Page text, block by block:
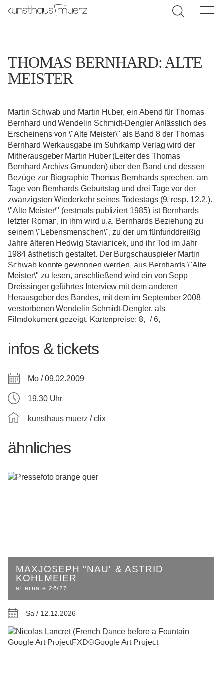
THOMAS BERNHARD: ALTE
MEISTER
Martin Schwab und Martin Huber, ein Abend für Thomas
Bernhard und Wendelin Schmidt-Dengler Anlässlich des
Erscheinens von \"Alte Meister\" als Band 8 der Thomas
Bernhard Werkausgabe im Suhrkamp Verlag wird der
Mitherausgeber Martin Huber (Leiter des Thomas
Bernhard Archivs Gmunden) über den Band und dessen
Bezüge zur Biographie Thomas Bernhards sprechen, am
Tage von Bernhards Geburtstag und drei Tage vor der
zwanzigsten Wiederkehr seines Todestags (9. resp. 12.2.).
\"Alte Meister\" (erstmals publiziert 1985) ist Bernhards
letzter Roman, in ihm wird u.a. Bernhards Beziehung zu
seinem \"Lebensmenschen\", zu der um fünfunddreißig
Jahre älteren Hedwig Stavianicek, und ihr Tod im Jahr
1984 ästhetisch gestaltet. Der Burgschauspieler Martin
Schwab konnte gewonnen werden, aus Bernhards \"Alte
Meister\" zu lesen, anschließend wird ein von Sepp
Dreissinger geführtes Interview mit dem anderen
Herausgeber des Bandes, mit dem im September 2008
verstorbenen Wendelin Schmidt-Dengler, als
Filmdokument gezeigt. Kartenpreise: 8,- / 6,-
infos & tickets
Mo / 09.02.2009
19.30 Uhr
kunsthaus muerz / clix
ähnliches
MAXJOSEPH "NAU" & ASTRID
KOHLMEIER
alternate 26/27
Sa / 12.12.2026